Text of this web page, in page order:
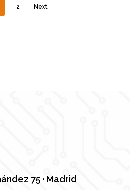
2 Next
75 · Madrid